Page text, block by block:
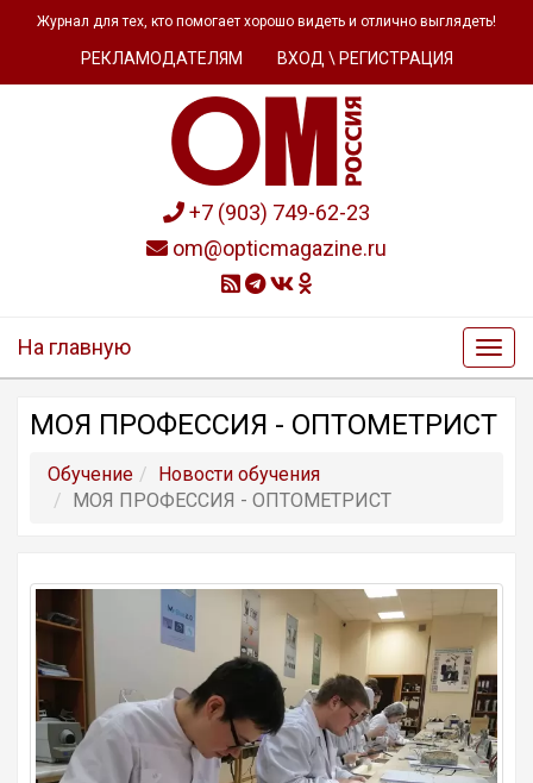
Журнал для тех, кто помогает хорошо видеть и отлично выглядеть!
РЕКЛАМОДАТЕЛЯМ ВХОД \ РЕГИСТРАЦИЯ
+7 (903) 749-62-23
om@opticmagazine.ru
На главную
МОЯ ПРОФЕССИЯ - ОПТОМЕТРИСТ
Обучение
Новости обучения
МОЯ ПРОФЕССИЯ - ОПТОМЕТРИСТ